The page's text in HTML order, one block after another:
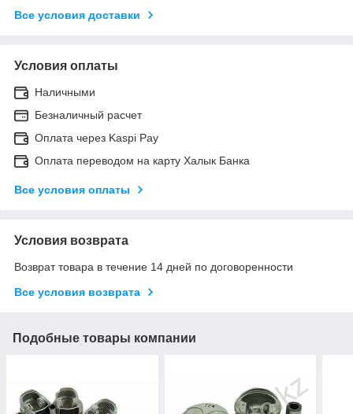
Все условия доставки
Условия оплаты
Наличными
Безналичный расчет
Оплата через Kaspi Pay
Оплата переводом на карту Халык Банка
Все условия оплаты
Условия возврата
Возврат товара в течение 14 дней по договоренности
Все условия возврата
Подобные товары компании